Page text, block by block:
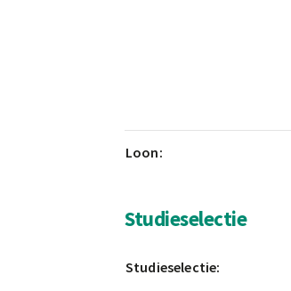
Loon:
Studieselectie
Studieselectie: